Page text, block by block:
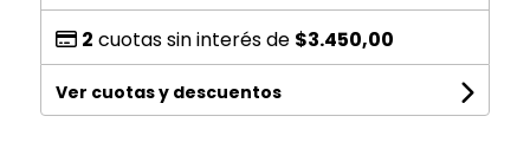
2 cuotas sin interés de $3.450,00
Ver cuotas y descuentos